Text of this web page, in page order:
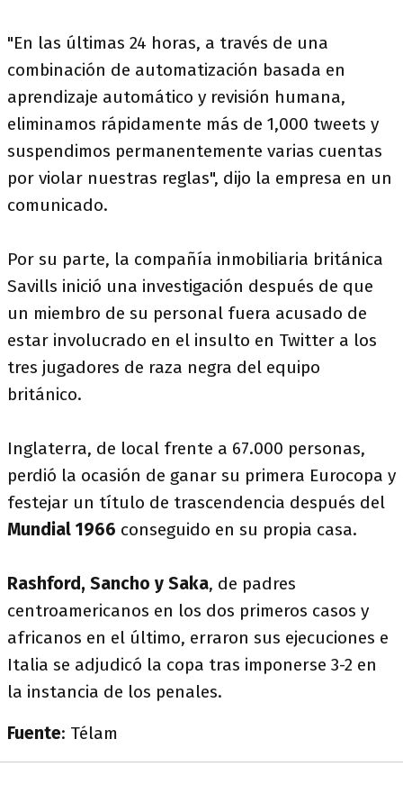
"En las últimas 24 horas, a través de una
combinación de automatización basada en
aprendizaje automático y revisión humana,
eliminamos rápidamente más de 1,000 tweets y
suspendimos permanentemente varias cuentas
por violar nuestras reglas", dijo la empresa en un
comunicado.
Por su parte, la compañía inmobiliaria británica
Savills inició una investigación después de que
un miembro de su personal fuera acusado de
estar involucrado en el insulto en Twitter a los
tres jugadores de raza negra del equipo
británico.
Inglaterra, de local frente a 67.000 personas,
perdió la ocasión de ganar su primera Eurocopa y
festejar un título de trascendencia después del
Mundial 1966 conseguido en su propia casa.
Rashford, Sancho y Saka, de padres
centroamericanos en los dos primeros casos y
africanos en el último, erraron sus ejecuciones e
Italia se adjudicó la copa tras imponerse 3-2 en
la instancia de los penales.
Fuente: Télam